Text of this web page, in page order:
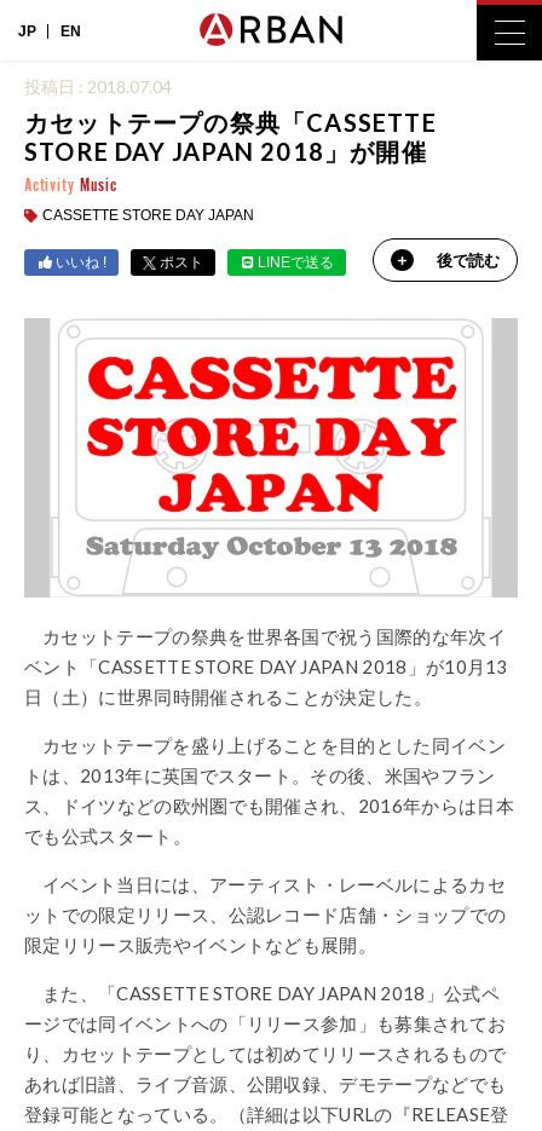
JP EN
投稿日 : 2018.07.04
カセットテープの祭典「CASSETTE
STORE DAY JAPAN 2018」が開催
Activity Music
CASSETTE STORE DAY JAPAN
いいね ! ポスト LINEで送る 後で読む
カセットテープの祭典を世界各国で祝う国際的な年次イ
ベント「CASSETTE STORE DAY JAPAN 2018」が10月13
日（土）に世界同時開催されることが決定した。
カセットテープを盛り上げることを目的とした同イベン
トは、2013年に英国でスタート。その後、米国やフラン
ス、ドイツなどの欧州圏でも開催され、2016年からは日本
でも公式スタート。
イベント当日には、アーティスト・レーベルによるカセ
ットでの限定リリース、公認レコード店舗・ショップでの
限定リリース販売やイベントなども展開。
また、「CASSETTE STORE DAY JAPAN 2018」公式ペ
ージでは同イベントへの「リリース参加」も募集されてお
り、カセットテープとしては初めてリリースされるもので
あれば旧譜、ライブ音源、公開収録、デモテープなどでも
登録可能となっている。（詳細は以下URLの『RELEASE登